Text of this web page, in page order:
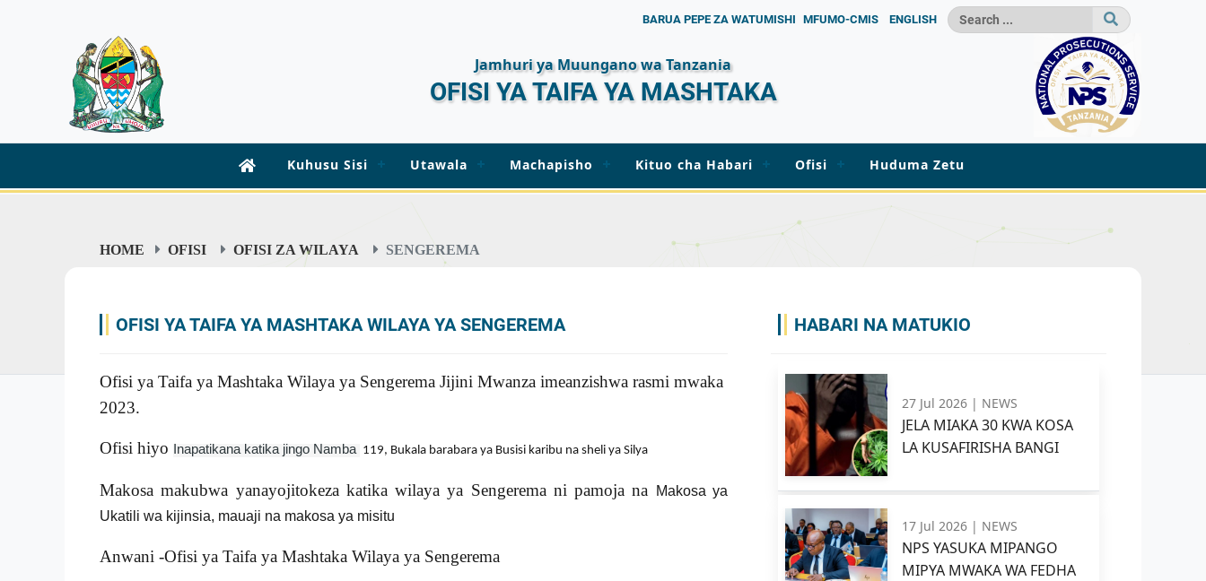
BARUA PEPE ZA WATUMISHI MFUMO-CMIS ENGLISH
Jamhuri ya Muungano wa Tanzania
OFISI YA TAIFA YA MASHTAKA
Kuhusu Sisi Utawala Machapisho Kituo cha Habari Ofisi Huduma Zetu
HOME OFISI OFISI ZA WILAYA SENGEREMA
OFISI YA TAIFA YA MASHTAKA WILAYA YA SENGEREMA
Ofisi ya Taifa ya Mashtaka Wilaya ya Sengerema Jijini Mwanza imeanzishwa rasmi mwaka
2023.
Ofisi hiyo Inapatikana katika jingo Namba 119, Bukala barabara ya Busisi karibu na sheli ya Silya
Makosa makubwa yanayojitokeza katika wilaya ya Sengerema ni pamoja na
Makosa ya
Ukatili wa kijinsia, mauaji na makosa ya misitu
Anwani -Ofisi ya Taifa ya Mashtaka Wilaya ya Sengerema
HABARI NA MATUKIO
27 Jul 2026 | NEWS
JELA MIAKA 30 KWA KOSA
LA KUSAFIRISHA BANGI
17 Jul 2026 | NEWS
NPS YASUKA MIPANGO
MIPYA MWAKA WA FEDHA